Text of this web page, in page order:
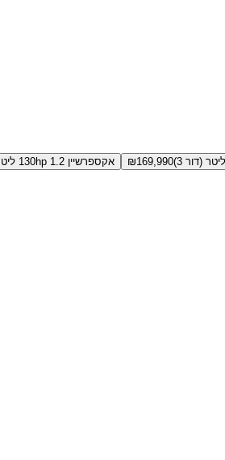
₪169,990 אקספרשיין 130hp 1.2 ליטר ידני (דור 3)